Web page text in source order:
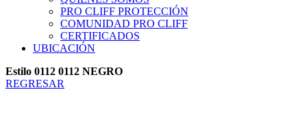
PRO CLIFF PROTECCIÓN
COMUNIDAD PRO CLIFF
CERTIFICADOS
UBICACIÓN
Estilo 0112 0112 NEGRO
REGRESAR